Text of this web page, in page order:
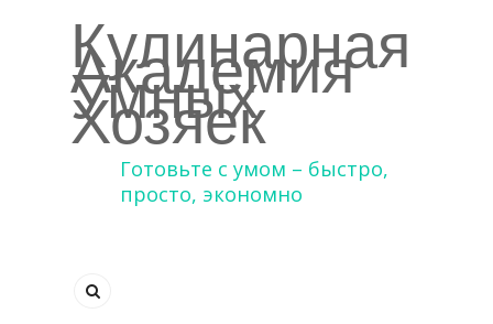
Кулинарная
Академия
Умных
Хозяек
Готовьте с умом – быстро,
просто, экономно